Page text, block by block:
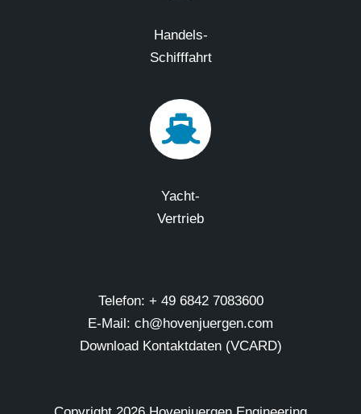
Handels-
Schifffahrt
Yacht-
Vertrieb
Telefon: + 49 6842 7083600
E-Mail: ch@hovenjuergen.com
Download Kontaktdaten (VCARD)